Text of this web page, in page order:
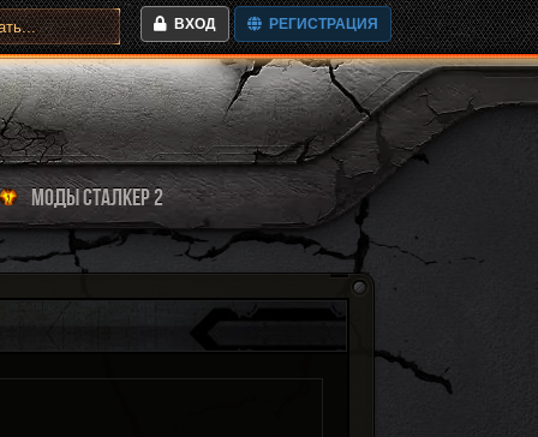
ВХОД РЕГИСТРАЦИЯ
МОДЫ СТАЛКЕР 2